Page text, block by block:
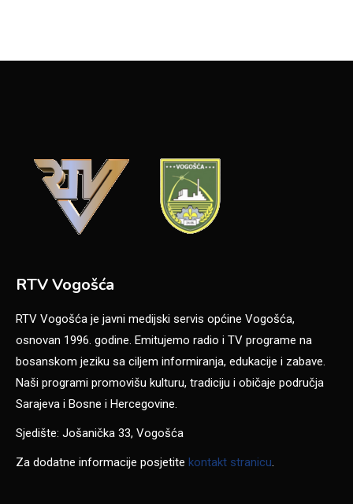
RTV Vogošća
RTV Vogošća je javni medijski servis općine Vogošća,
osnovan 1996. godine. Emitujemo radio i TV programe na
bosanskom jeziku sa ciljem informiranja, edukacije i zabave.
Naši programi promovišu kulturu, tradiciju i običaje područja
Sarajeva i Bosne i Hercegovine.
Sjedište: Jošanička 33, Vogošća
Za dodatne informacije posjetite kontakt stranicu.